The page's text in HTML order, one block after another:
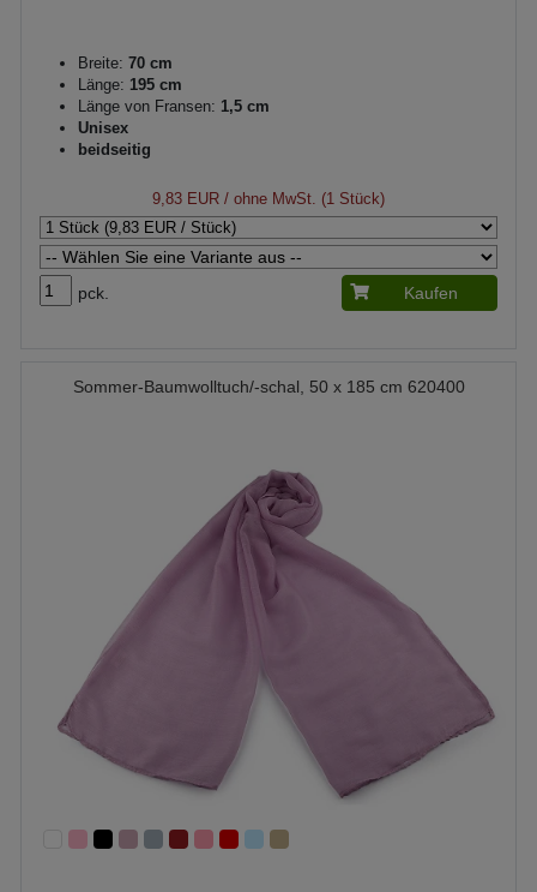
Breite: 70 cm
Länge: 195 cm
Länge von Fransen: 1,5 cm
Unisex
beidseitig
9,83 EUR / ohne MwSt. (1 Stück)
pck. Kaufen
Sommer-Baumwolltuch/-schal, 50 x 185 cm 620400